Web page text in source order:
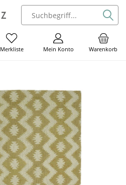
Warenkorb
Mein Konto
Merkliste